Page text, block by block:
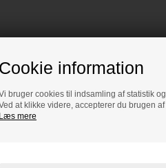
Cookie information
bruger cookies til indsamling af statistik
at klikke videre, accepterer du brugen
Læs mere